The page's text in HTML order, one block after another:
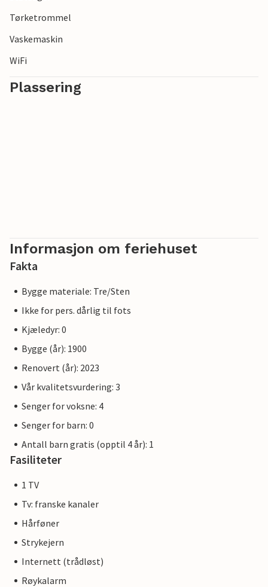
Tørketrommel
Vaskemaskin
WiFi
Plassering
Informasjon om feriehuset
Fakta
Bygge materiale: Tre/Sten
Ikke for pers. dårlig til fots
Kjæledyr: 0
Bygge (år): 1900
Renovert (år): 2023
Vår kvalitetsvurdering: 3
Senger for voksne: 4
Senger for barn: 0
Antall barn gratis (opptil 4 år): 1
Fasiliteter
1 TV
Tv: franske kanaler
Hårføner
Strykejern
Internett (trådløst)
Røykalarm